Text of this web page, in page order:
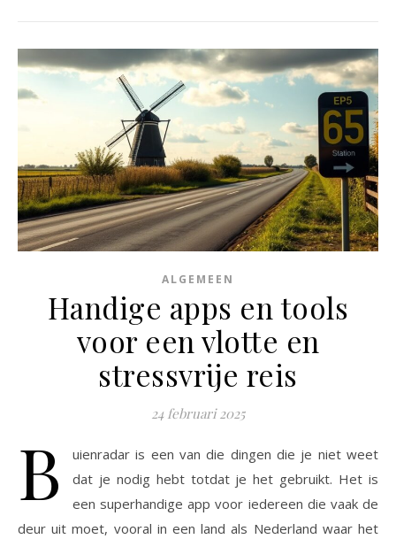
ALGEMEEN
Handige apps en tools
voor een vlotte en
stressvrije reis
24 februari 2025
B
uienradar is een van die dingen die je niet weet
dat je nodig hebt totdat je het gebruikt. Het is
een superhandige app voor iedereen die vaak de
deur uit moet, vooral in een land als Nederland waar het